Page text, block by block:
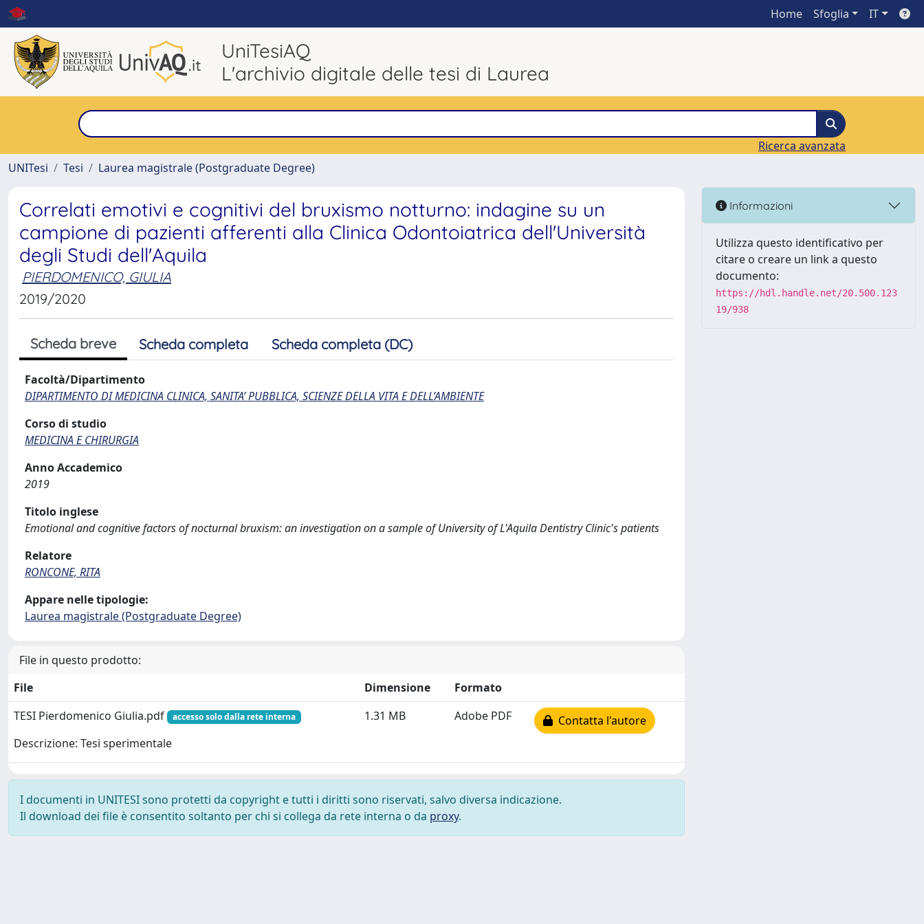
Home Sfoglia IT
UniTesiAQ
L'archivio digitale delle tesi di Laurea
Ricerca avanzata
UNITesi
Tesi Laurea magistrale (Postgraduate Degree)
Correlati emotivi e cognitivi del bruxismo notturno: indagine su un
campione di pazienti afferenti alla Clinica Odontoiatrica dell'Università
degli Studi dell'Aquila
PIERDOMENICO, GIULIA
2019/2020
Scheda breve Scheda completa Scheda completa (DC)
Facoltà/Dipartimento
DIPARTIMENTO DI MEDICINA CLINICA, SANITA’ PUBBLICA, SCIENZE DELLA VITA E DELL’AMBIENTE
Corso di studio
MEDICINA E CHIRURGIA
Anno Accademico
2019
Titolo inglese
Emotional and cognitive factors of nocturnal bruxism: an investigation on a sample of University of L'Aquila Dentistry Clinic's patients
Relatore
RONCONE, RITA
Appare nelle tipologie:
Laurea magistrale (Postgraduate Degree)
File in questo prodotto:
File
Dimensione
Formato
TESI Pierdomenico Giulia.pdf
accesso solo dalla rete interna
Descrizione: Tesi sperimentale
1.31 MB Adobe PDF Contatta l'autore
I documenti in UNITESI sono protetti da copyright e tutti i diritti sono riservati, salvo diversa indicazione.
Il download dei file è consentito soltanto per chi si collega da rete interna o da proxy.
Informazioni
Utilizza questo identificativo per
citare o creare un link a questo
documento:
https://hdl.handle.net/20.500.123
19/938